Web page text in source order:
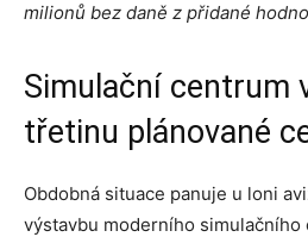
milionů bez daně z přidané
Simulační centrum
třetinu plánované
Obdobná situace panuje u loni
výstavbu moderního simulačního